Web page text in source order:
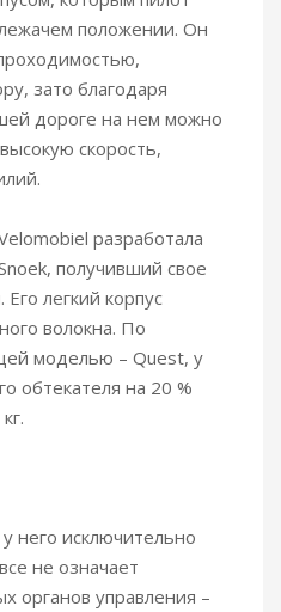
положении. Он
зато благодаря
дороге на нем можно
скорость,
разработала
получивший свое
легкий корпус
волокна. По
моделью – Quest, у
обтекателя на 20 %
него исключительно
не означает
органов управления –